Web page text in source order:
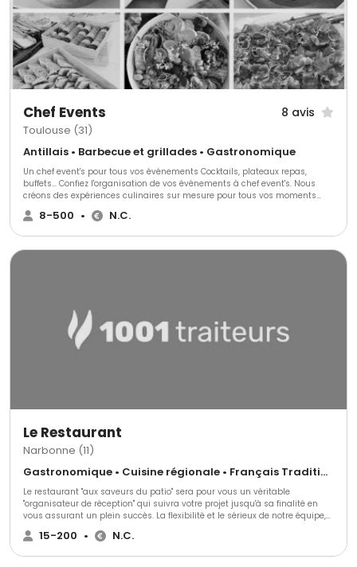
Chef Events 8 avis
Toulouse (31)
Antillais • Barbecue et grillades • Gastronomique
Un chef event's pour tous vos événements Cocktails, plateaux repas,
buffets... Confiez l'organisation de vos événements à chef event's. Nous
créons des expériences culinaires sur mesure pour tous vos moments
spéciaux, en entreprise comme à la maison.
8-500 • N.C.
Le Restaurant
Narbonne (11)
Gastronomique • Cuisine régionale • Français Traditionnel
Le restaurant "aux saveurs du patio" sera pour vous un véritable
"organisateur de réception" qui suivra votre projet jusqu'à sa finalité en
vous assurant un plein succès. La flexibilité et le sérieux de notre équipe,
la qualité de nos prestations est une véritable "invitation à la réussite".
15-200 • N.C.